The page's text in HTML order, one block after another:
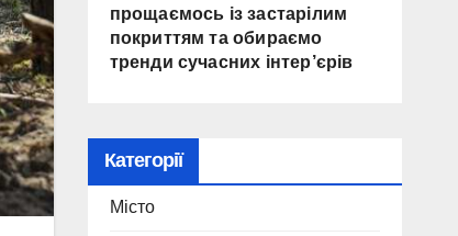
прощаємось із застарілим
покриттям та обираємо
тренди сучасних інтер’єрів
Категорії
Місто